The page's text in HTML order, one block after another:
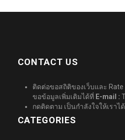
CONTACT US
ติดต่อขอสถิติของเว็บและ
ขอข้อมูลเพิ่มเติมได้ที่ E-mail :
กดติดตาม เป็นกำลังใจให้เราไ
CATEGORIES